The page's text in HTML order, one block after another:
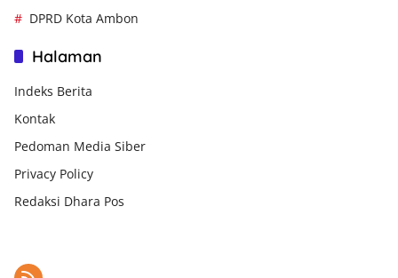
DPRD Kota Ambon
Halaman
Indeks Berita
Kontak
Pedoman Media Siber
Privacy Policy
Redaksi Dhara Pos